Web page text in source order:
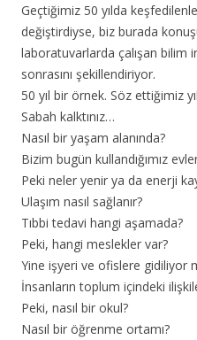
Geçtiğimiz 50 yılda
değiştirdiyse, biz burada
laboratuvarlarda çalışan bilim
sonrasını şekillendiriyor.
50 yıl bir örnek. Söz ettiğimiz
Sabah kalktınız…
Nasıl bir yaşam alanında?
Bizim bugün kullandığımız
Peki neler yenir ya da enerji
Ulaşım nasıl sağlanır?
Tıbbi tedavi hangi aşamada?
Peki, hangi meslekler var?
Yine işyeri ve ofislere gidiliyor
İnsanların toplum içindeki
Peki, nasıl bir okul?
Nasıl bir öğrenme ortamı?